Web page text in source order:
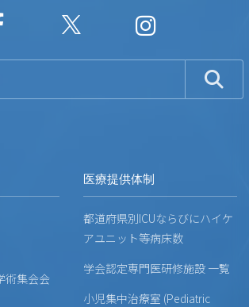
術集会会
医療提供体制
都道府県別ICUならびにハイケ
アユニット等病床数
学会認定専門医研修施設 一覧
小児集中治療室 (Pediatric